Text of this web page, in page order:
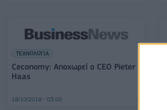
ΤΕΧΝΟΛΟΓΙΑ
Ceconomy: Αποχωρεί ο CEO Pieter
Haas
18/10/2018 - 03:00